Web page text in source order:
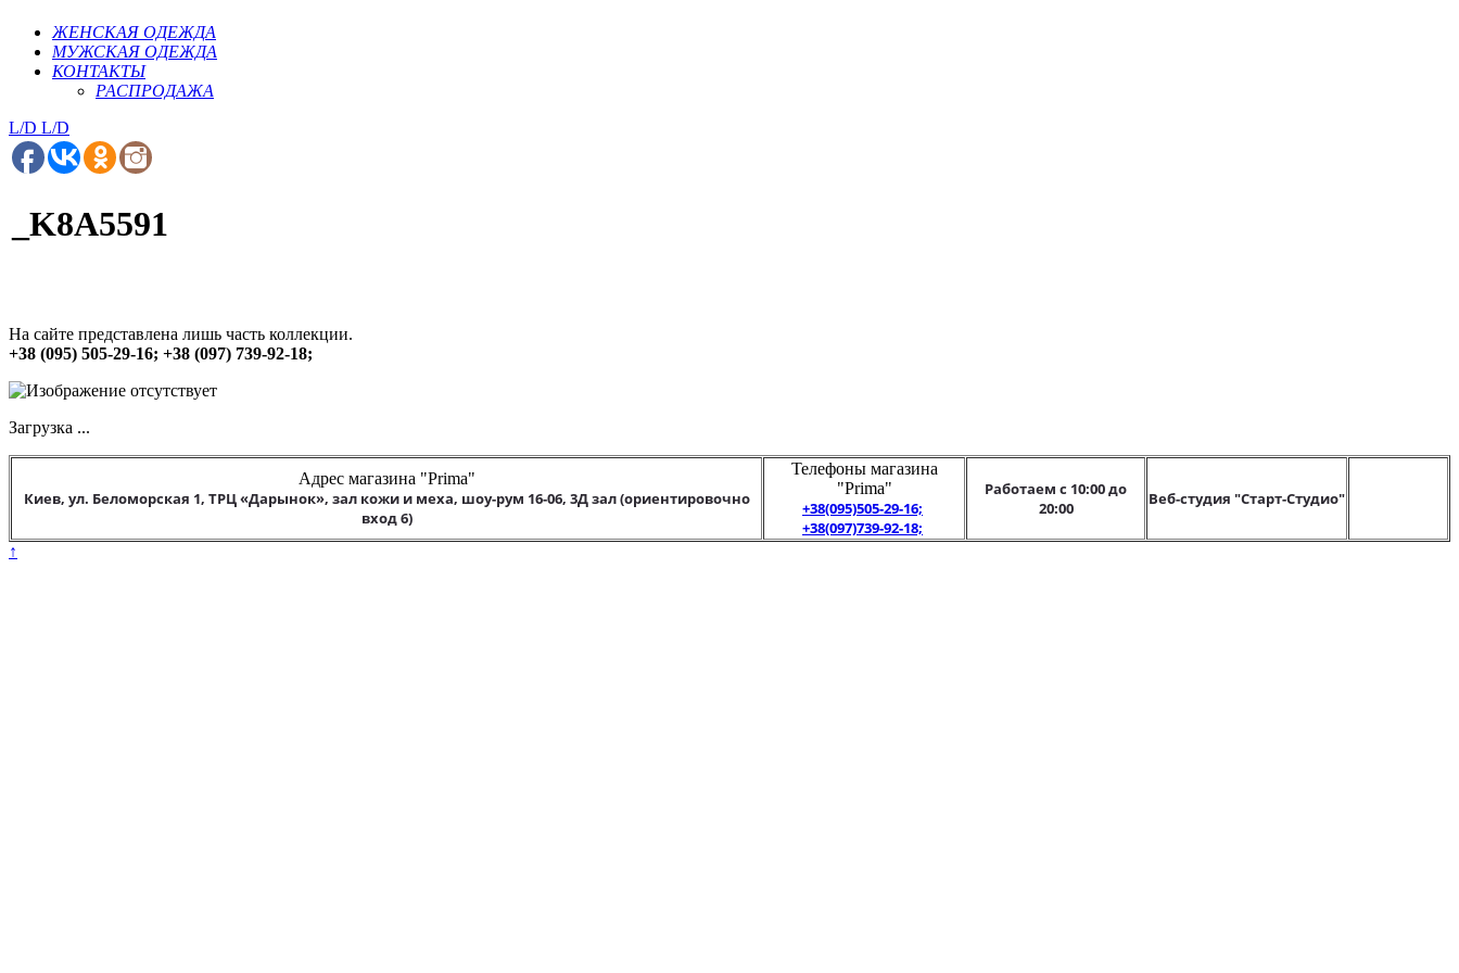
ЖЕНСКАЯ ОДЕЖДА
МУЖСКАЯ ОДЕЖДА
КОНТАКТЫ
РАСПРОДАЖА
L/D L/D
_K8A5591
На сайте представлена лишь часть коллекции.
+38 (095) 505-29-16; +38 (097) 739-92-18;
Загрузка ...
Адрес магазина "Prima"
Киев, ул. Беломорская 1, ТРЦ «Дарынок», зал кожи и меха, шоу-рум 16-06, 3Д зал (ориентировочно
вход 6)
Телефоны магазина
"Prima"
+38(095)505-29-16;
+38(097)739-92-18;
Работаем с 10:00 до
20:00
Веб-студия "Старт-Студио"
↑